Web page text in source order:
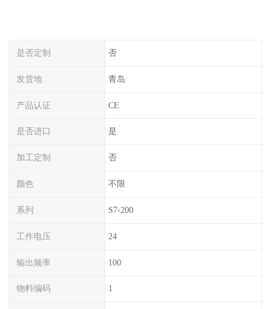
是否定制 否
发货地 青岛
产品认证 CE
是否进口 是
加工定制 否
颜色 不限
系列 S7-200
工作电压 24
输出频率 100
物料编码 1